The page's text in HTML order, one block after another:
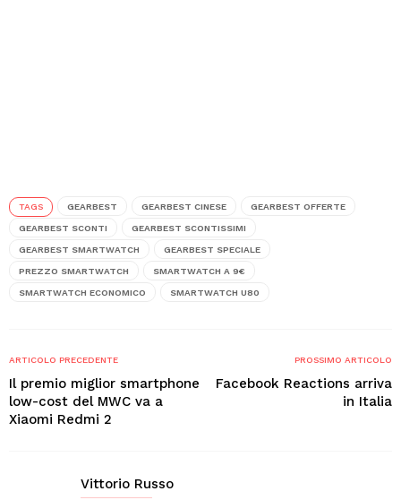
TAGS GEARBEST GEARBEST CINESE GEARBEST OFFERTE
GEARBEST SCONTI GEARBEST SCONTISSIMI
GEARBEST SMARTWATCH GEARBEST SPECIALE
PREZZO SMARTWATCH SMARTWATCH A 9€
SMARTWATCH ECONOMICO SMARTWATCH U80
ARTICOLO PRECEDENTE
Il premio miglior smartphone
low-cost del MWC va a
Xiaomi Redmi 2
PROSSIMO ARTICOLO
Facebook Reactions arriva
in Italia
Vittorio Russo